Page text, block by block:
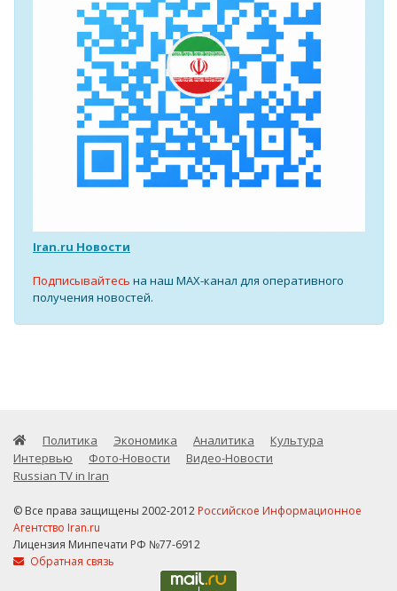
Iran.ru Новости
Подписывайтесь на наш MAX-канал для оперативного
получения новостей.
Политика Экономика Аналитика
Культура
Интервью
Фото-Новости
Видео-Новости
Russian TV in Iran
© Все права защищены 2002-2012 Российское Информационное
Агентство Iran.ru
Лицензия Минпечати РФ №77-6912
Обратная связь